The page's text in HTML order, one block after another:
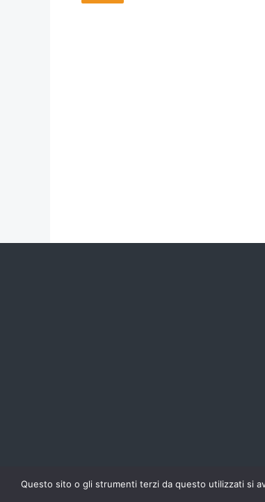
Questo sito o gli strumenti terzi da questo utilizzati si